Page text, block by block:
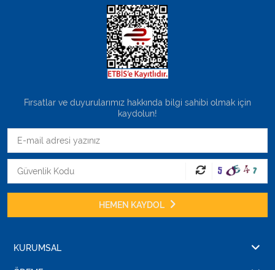
Fırsatlar ve duyurularımız hakkında bilgi sahibi olmak için
kaydolun!
HEMEN KAYDOL
KURUMSAL